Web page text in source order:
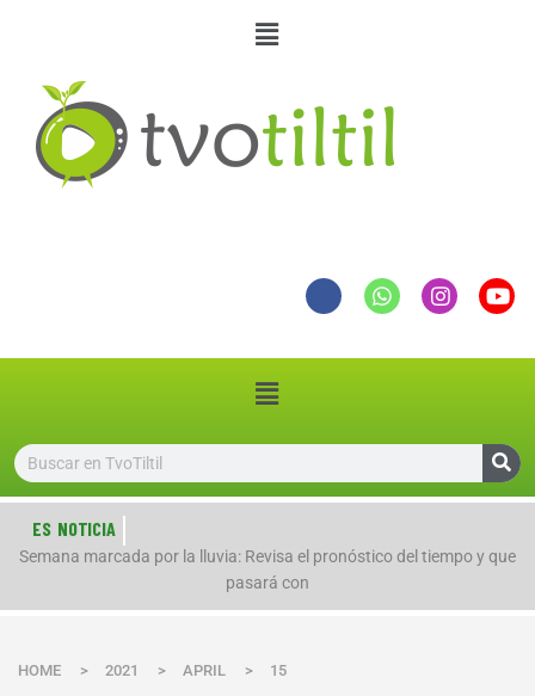
ES NOTICIA
Semana marcada por la lluvia: Revisa el pronóstico del tiempo y que
pasará con
HOME > 2021 > APRIL > 15